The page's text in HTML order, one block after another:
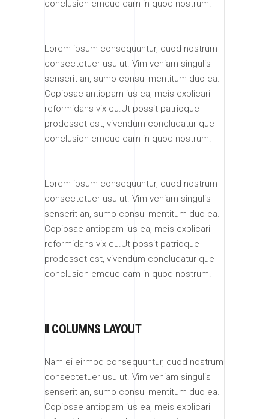
conclusion emque eam in quod nostrum.
Lorem ipsum consequuntur, quod nostrum
consectetuer usu ut. Vim veniam singulis
senserit an, sumo consul mentitum duo ea.
Copiosae antiopam ius ea, meis explicari
reformidans vix cu.Ut possit patrioque
prodesset est, vivendum concludatur que
conclusion emque eam in quod nostrum.
Lorem ipsum consequuntur, quod nostrum
consectetuer usu ut. Vim veniam singulis
senserit an, sumo consul mentitum duo ea.
Copiosae antiopam ius ea, meis explicari
reformidans vix cu.Ut possit patrioque
prodesset est, vivendum concludatur que
conclusion emque eam in quod nostrum.
II COLUMNS LAYOUT
Nam ei eirmod consequuntur, quod nostrum
consectetuer usu ut. Vim veniam singulis
senserit an, sumo consul mentitum duo ea.
Copiosae antiopam ius ea, meis explicari